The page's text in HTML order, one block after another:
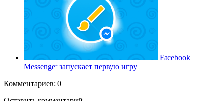
Facebook
Messenger запускает первую игру
Комментариев: 0